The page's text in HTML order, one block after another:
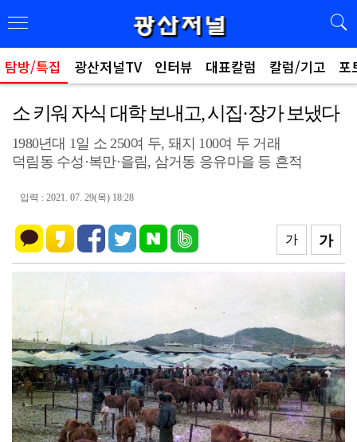
탐방/특집 광산저널TV 인터뷰 대표칼럼 칼럼/기고 포
소 키워 자식 대학 보내고, 시집·장가 보냈다
1980년대 1일 소 250여 두, 돼지 100여 두 거래
덕림동 수성·복만·을림, 삼거동 응유마을 등 흔적
입력 : 2021. 07. 29(목) 18:28
가
가